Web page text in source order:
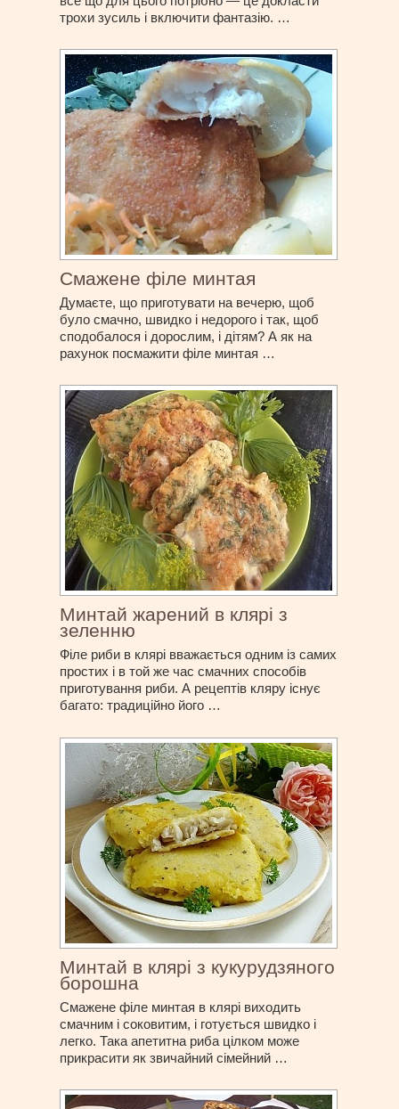
трохи зусиль і включити фантазію. …
Смажене філе минтая
Думаєте, що приготувати на вечерю, щоб
було смачно, швидко і недорого і так, щоб
сподобалося і дорослим, і дітям? А як на
рахунок посмажити філе минтая …
Минтай жарений в клярі з
зеленню
Філе риби в клярі вважається одним із самих
простих і в той же час смачних способів
приготування риби. А рецептів кляру існує
багато: традиційно його …
Минтай в клярі з кукурудзяного
борошна
Смажене філе минтая в клярі виходить
смачним і соковитим, і готується швидко і
легко. Така апетитна риба цілком може
прикрасити як звичайний сімейний …